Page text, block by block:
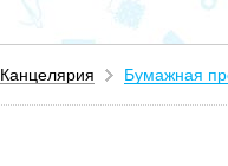
Канцелярия Бумажная